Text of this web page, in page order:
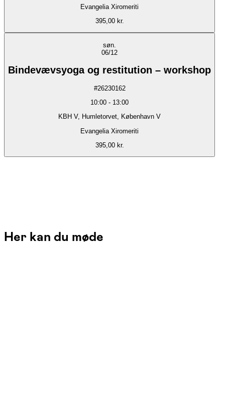
Evangelia Xiromeriti
395,00 kr.
søn.
06/12
Bindevævsyoga og restitution – workshop
#26230162
10:00 - 13:00
KBH V, Humletorvet, København V
Evangelia Xiromeriti
395,00 kr.
Her kan du møde